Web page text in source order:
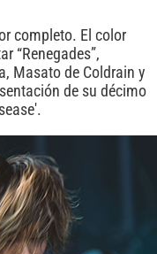
completo. El color
“Renegades”,
Masato de Coldrain y
de su décimo